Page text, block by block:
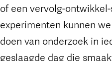
of een vervolg-
experimenten kunnen
doen van onderzoek in
geslaagde dag die